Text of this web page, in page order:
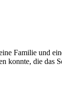
Familie und
konnte, die das